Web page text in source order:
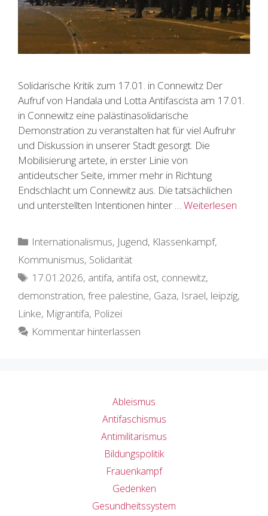
Solidarische Kritik zum 17.01. in Connewitz Der
Aufruf von Handala und Lotta Antifascista am 17.01.
in Connewitz eine palästinasolidarische
Demonstration zu veranstalten hat für viel Aufruhr
und Diskussion in unserer Stadt gesorgt. Die
Mobilisierung artete, in erster Linie von
antideutscher Seite, immer mehr in Richtung
Endschlacht um Connewitz aus. Die tatsächlichen
und unterstellten Intentionen hinter … Weiterlesen
Kategorien
Internationalismus, Jugend, Klassenkampf,
Kommunismus, Solidarität
Schlagwörter
17.01.2026, antifa, antifa ost, connewitz,
demonstration, free palestine, Gaza, Israel, leipzig,
Linke, Migrantifa, Polizei
Kommentar hinterlassen
Ableismus
Antifaschismus
Antimilitarismus
Bildungspolitik
Frauenkampf
Gedenken
Gesundheitssystem